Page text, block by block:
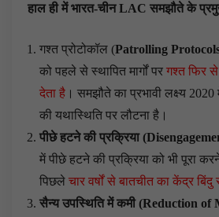
हाल ही में भारत-चीनLAC समझौते के
गश्त प्रोटोकॉल (Patrolling
को पहले से स्थापित मार्गों पर गश्त फिर
देता है । समझौते का प्रभावी लक्ष्य
की यथास्थिति पर लौटना है।
पीछे हटने की प्रक्रिया(
में पीछे हटने की प्रक्रिया को भी पूरा
पिछले चार वर्षों से बातचीत का केंद्र बिंदु
सैन्य उपस्थिति में कमी(Reduction of